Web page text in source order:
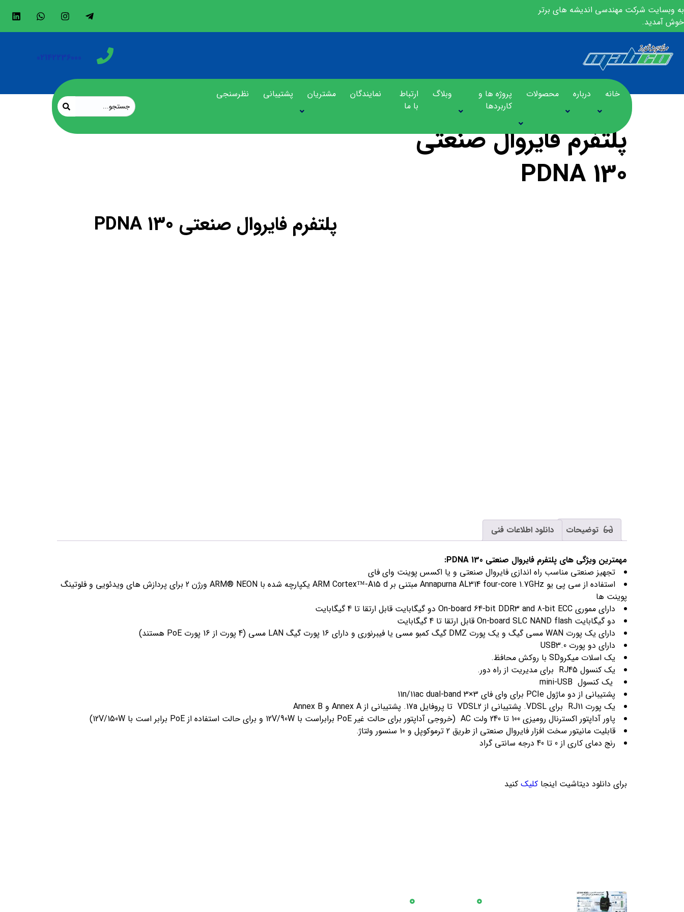
به وبسایت شرکت مهندسی اندیشه های برتر
خوش آمدید.
02142236000
خانه درباره محصولات
پروژه ها و
کاربردها
وبلاگ
ارتباط
با ما
نمایندگان مشتریان پشتیبانی نظرسنجی
پلتفرم فایروال صنعتی
PDNA 130
پلتفرم فایروال صنعتی PDNA 130
توضیحات دانلود اطلاعات فنی
مهمترین ویژگی های پلتفرم فایروال صنعتی PDNA 130:
تجهیز صنعتی مناسب راه اندازی فایروال صنعتی و یا اکسس پوینت وای فای
استفاده از سی پی یو Annapurna AL314 four-core 1.7GHz مبتنی بر ARM Cortex™-A15 d یکپارچه شده با ARM® NEON ورژن 2 برای پردازش های ویدئویی و فلوتینگ
پوینت ها
دارای مموری On-board 64-bit DDR3 and 8-bit ECC دو گیگابایت قابل ارتقا تا 4 گیگابایت
دو گیگابایت On-board SLC NAND flash قابل ارتقا تا 4 گیگابایت
دارای یک پورت WAN مسی گیگ و یک پورت DMZ گیگ کمبو مسی یا فیبرنوری و دارای 16 پورت گیگ LAN مسی (4 پورت از 16 پورت PoE هستند)
دارای دو پورت USB3.0
یک اسلات میکروSD با روکش محافظ.
یک کنسول RJ45 برای مدیریت از راه دور.
یک کنسول mini-USB
پشتیبانی از دو ماژول PCIe برای وای فای 3×3 11n/11ac dual-band
یک پورت RJ11 برای VDSL. پشتیبانی از VDSL2 تا پروفایل 17a. پشتیبانی از Annex A و Annex B
پاور آداپتور اکسترنال رومیزی 100 تا 240 ولت AC (خروجی آداپتور برای حالت غیر PoE برابراست با 12V/90W و برای حالت استفاده از PoE برابر است با 12V/150W)
قابلیت مانیتور سخت افزار فایروال صنعتی از طریق 2 ترموکوپل و 10 سنسور ولتاژ.
رنج دمای کاری از 0 تا 40 درجه سانتی گراد
برای دانلود دیتاشیت اینجا کلیک کنید